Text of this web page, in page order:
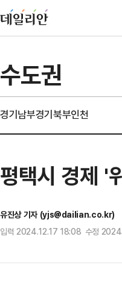
수도권
경기남부경기북부인천
평택시 경제 '
유진상 기자 (yjs@dailian.co.kr)
입력 2024.12.17 18:08 수정